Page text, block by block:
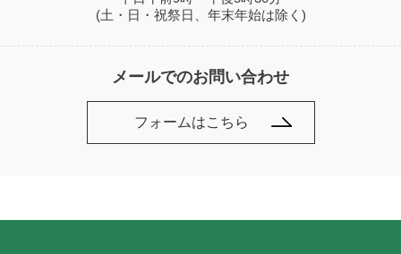
(土・日・祝祭日、年末年始は除く)
メールでのお問い合わせ
フォームはこちら